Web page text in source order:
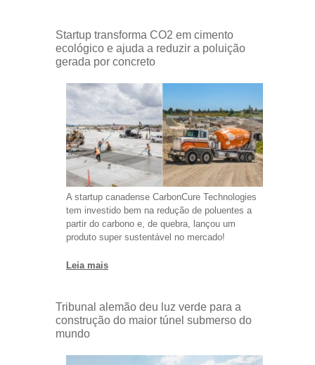
Startup transforma CO2 em cimento
ecológico e ajuda a reduzir a poluição
gerada por concreto
A startup canadense CarbonCure Technologies
tem investido bem na redução de poluentes a
partir do carbono e, de quebra, lançou um
produto super sustentável no mercado!
Leia mais
Tribunal alemão deu luz verde para a
construção do maior túnel submerso do
mundo